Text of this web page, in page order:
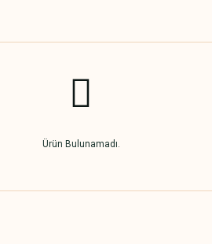
Ürün Bulunamadı.